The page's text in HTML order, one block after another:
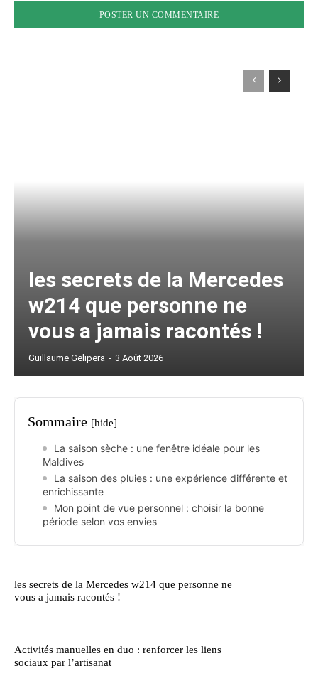
les secrets de la Mercedes
w214 que personne ne
vous a jamais racontés !
Guillaume Gelipera - 3 Août 2026
Sommaire [hide]
La saison sèche : une fenêtre idéale pour les
Maldives
La saison des pluies : une expérience différente et
enrichissante
Mon point de vue personnel : choisir la bonne
période selon vos envies
les secrets de la Mercedes w214 que personne ne
vous a jamais racontés !
Activités manuelles en duo : renforcer les liens
sociaux par l’artisanat